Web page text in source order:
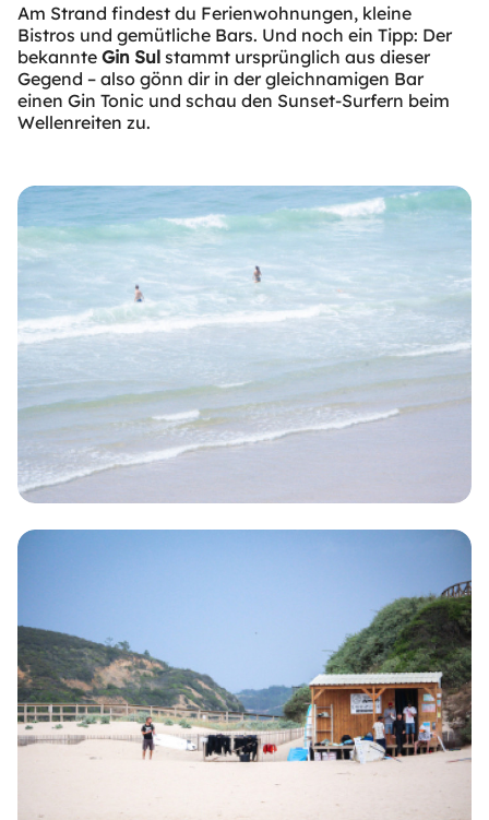
Am Strand findest du Ferienwohnungen, kleine
Bistros und gemütliche Bars. Und noch ein Tipp: Der
bekannte Gin Sul stammt ursprünglich aus dieser
Gegend – also gönn dir in der gleichnamigen Bar
einen Gin Tonic und schau den Sunset-Surfern beim
Wellenreiten zu.